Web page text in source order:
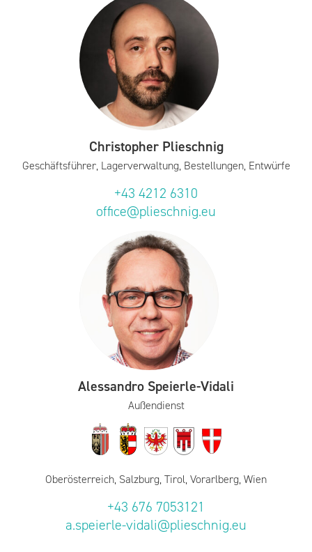
Christopher Plieschnig
Geschäftsführer, Lagerverwaltung, Bestellungen, Entwürfe
+43 4212 6310
office@plieschnig.eu
Alessandro Speierle-Vidali
Außendienst
Oberösterreich, Salzburg, Tirol, Vorarlberg, Wien
+43 676 7053121
a.speierle-vidali@plieschnig.eu